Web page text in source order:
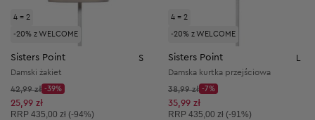
4 = 2
-20% z WELCOME
Sisters Point S
Damski żakiet
Cena początkowa:
42,99 zł
Discount Price:
-39%
Obniżona cena:
25,99 zł
Cena sugerowana:
RRP 435,00 zł (-94%)
4 = 2
-20% z WELCOME
Sisters Point L
Damska kurtka przejściowa
Cena początkowa:
38,99 zł
Discount Price:
-7%
Obniżona cena:
35,99 zł
Cena sugerowana:
RRP 435,00 zł (-91%)